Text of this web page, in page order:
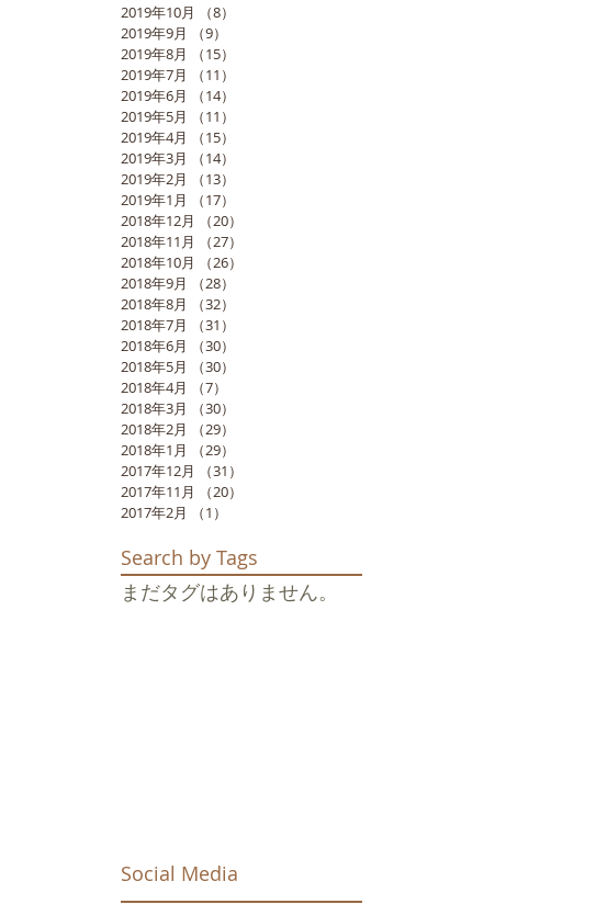
2019年10月 （8）
2019年9月
（9）
2019年8月
（15）
2019年7月
（11）
2019年6月
（14）
2019年5月
（11）
2019年4月
（15）
2019年3月
（14）
2019年2月
（13）
2019年1月
（17）
2018年12月
（20）
2018年11月
（27）
2018年10月
（26）
2018年9月
（28）
2018年8月
（32）
2018年7月
（31）
2018年6月
（30）
2018年5月
（30）
2018年4月
（7）
2018年3月
（30）
2018年2月
（29）
2018年1月
（29）
2017年12月
（31）
2017年11月
（20）
2017年2月
（1）
Search by Tags
まだタグはありません。
Social Media